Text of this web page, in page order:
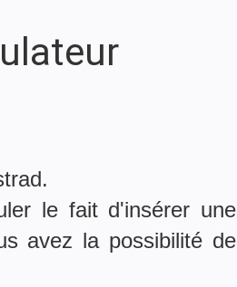
le fait d'insérer une
avez la possibilité de